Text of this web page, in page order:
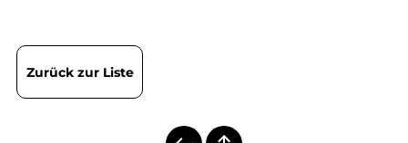
Zurück zur Liste